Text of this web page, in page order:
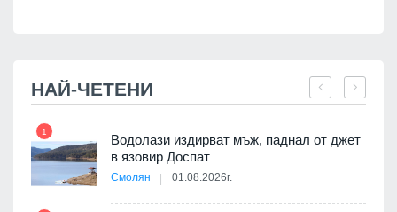
НАЙ-ЧЕТЕНИ
1
Водолази издирват мъж, паднал от джет
в язовир Доспат
Смолян 01.08.2026г.